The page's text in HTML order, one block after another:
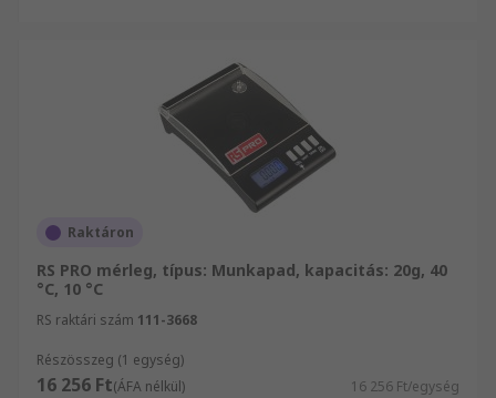
Raktáron
RS PRO mérleg, típus: Munkapad, kapacitás: 20g, 40
°C, 10 °C
RS raktári szám 111-3668
Részösszeg (1 egység)
16 256 Ft(ÁFA nélkül) 16 256 Ft/egység